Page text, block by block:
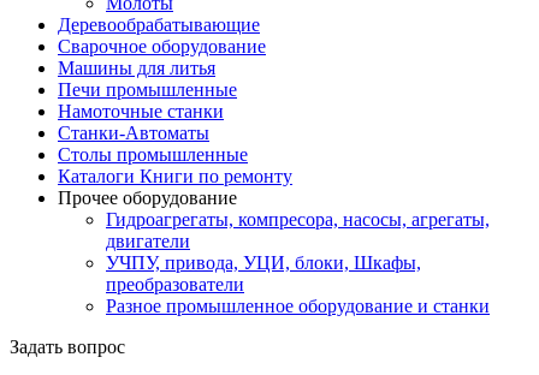
Деревообрабатывающие
Сварочное оборудование
Машины для литья
Печи промышленные
Намоточные станки
Станки-Автоматы
Столы промышленные
Каталоги Книги по ремонту
Прочее оборудование
Гидроагрегаты, компресора, насосы, агрегаты,
двигатели
УЧПУ, привода, УЦИ, блоки, Шкафы,
преобразователи
Разное промышленное оборудование и станки
Задать вопрос